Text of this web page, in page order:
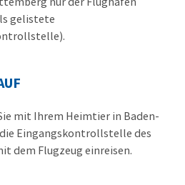
gelistete
.
mit Ihrem Heimtier in Baden-
Eingangskontrollstelle des
dem Flugzeug einreisen.